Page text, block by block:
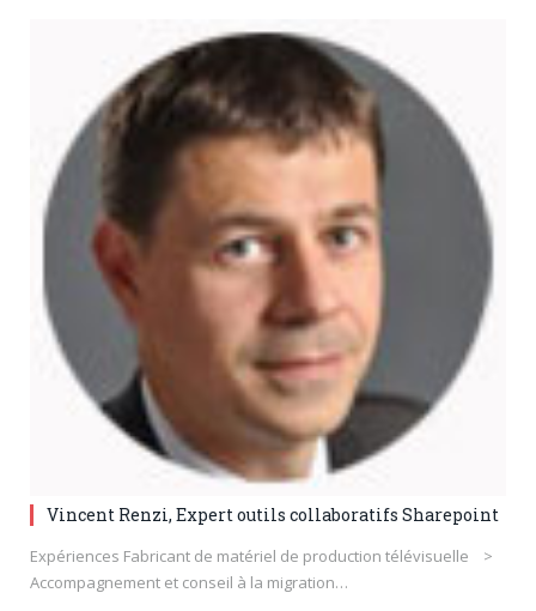
Vincent Renzi, Expert outils collaboratifs Sharepoint
Expériences Fabricant de matériel de production télévisuelle >
Accompagnement et conseil à la migration…